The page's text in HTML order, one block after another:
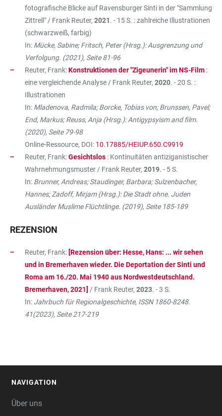
fotografische Blicke auf Ravensburger Sinti in der "Sammlung
Zittrell" / Frank Reuter, 2021. - 15 S. : zahlreiche Illustrationen
(schwarzweiß, farbig)
In: Mücke, Sabine; Fritsch, Peter (Hrsg.): Ausgrenzung und
Verfolgung. (2021), Seite 81-96
Reuter, Frank:Konstruktionen der "Zigeunerin" im NS-Film :
eine vergleichende Analyse / Frank Reuter, 2020. - 20 S. :
Illustrationen
In: Mladenova, Radmila; Borcke, Tobias von; Brunssen, Pavel;
End, Markus; Reuss, Anja (Hrsg.): Antigypsyism and film.
(2020), Seite 79-98
Online-Ressource, DOI: 10.17885/HEIUP.650.C9919
Reuter, Frank:Gesichtslos : Kontinuitäten antiziganistischer
Wahrnehmungsmuster / Frank Reuter, 2019. - 5 S.
In: Brunner, Andreas; Staudinger, Barbara; Sulzenbacher,
Hannes; Zadoff, Mirjam (Hrsg.): Die Stadt ohne. Juden
Ausländer Muslime Flüchtlinge. (2019), Seite 185-189
REZENSION
Reuter, Frank: [Rezension über: Hesse, Hans: ... wir sehen
und in Bremerhaven wieder. Die Deportation der Sinti und
Roma am 16./20. Mai 1940 aus Nordwestdeutschland.
Bremerhaven, 2021] / Frank Reuter, 2023. - 3 S.
In: Jahrbuch für Regionalgeschichte, ISSN 1860-8248.
41(2023), Seite 217-219
NAVIGATION
Über uns